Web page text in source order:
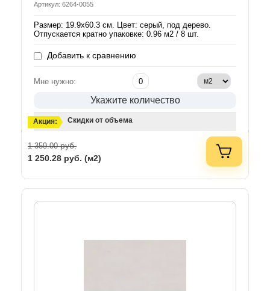
Артикул: 6264-0055
Размер: 19.9х60.3 см. Цвет: серый, под дерево.
Отпускается кратно упаковке: 0.96 м2 / 8 шт.
Добавить к сравнению
Мне нужно:
Укажите количество
Акция: Скидки от объема
1 359.00руб.
1 250.28 руб. (м2)